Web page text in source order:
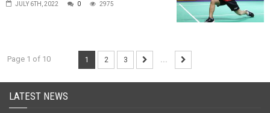
JULY 6TH, 2022 0 2975
Page 1 of 10 1 2 3 ...
LATEST NEWS